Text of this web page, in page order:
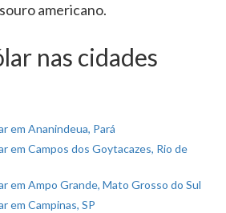
americano.
nas cidades
em Ananindeua, Pará
em Campos dos Goytacazes, Rio de
em Ampo Grande, Mato Grosso do Sul
em Campinas, SP